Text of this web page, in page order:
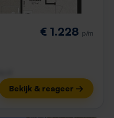
€ 1.228 p/m
Bekijk & reageer →